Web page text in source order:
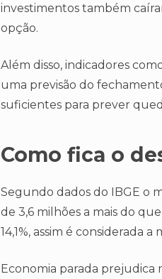
investimentos também
opção.
Além disso, indicadores
uma previsão do
suficientes para prever
Como fica o
Segundo dados do IBGE o
de 3,6 milhões a mais do
14,1%, assim é considerada a
Economia parada